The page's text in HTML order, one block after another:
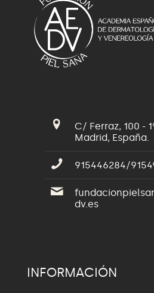
C/ Ferraz, 100 -
Madrid, España.
915446284/
dv.es
INFORMACIÓN